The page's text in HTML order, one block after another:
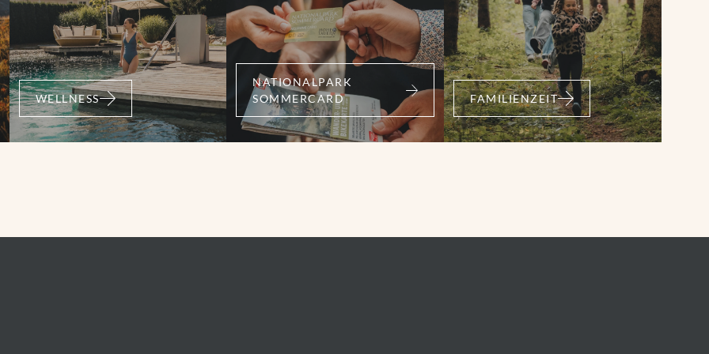
-
Ortszentrum Neukirchen -
Mittelstation WIldkogelbahn -
Talstation Gensbichlalm -
Bergstation Wildkogelbahn -
Bergstation Smaragdbahn -
Ortszentrum Bramberg -
Ortszentrum Neukirchen
04:55 h
32,11 km
1316 m
1290 m
Neukirchen - Bergstation
Wildkogelbahn - Baumgartenalm
- Bramberg am Wildkogel
05:30 h
37,08 km
1421 m
1449 m
WELLNESS
NATIONALPARK
SOMMERCARD
FAMILIENZEIT